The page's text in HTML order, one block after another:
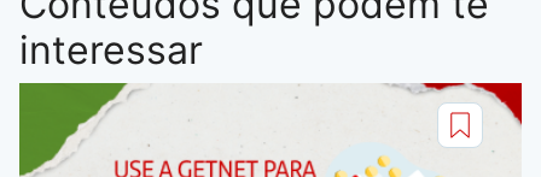
interessar